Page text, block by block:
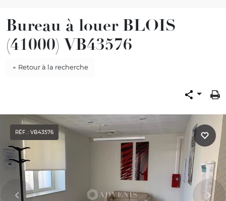
Bureau à louer BLOIS
(41000) VB43576
← Retour à la recherche
RÉF. : VB43576